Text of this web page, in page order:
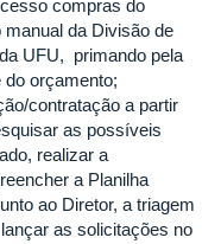
compras do
da Divisão de
UFU, primando pela
do orçamento;
contratação a partir
as possíveis
realizar a
a Planilha
ao Diretor, a triagem
as solicitações no